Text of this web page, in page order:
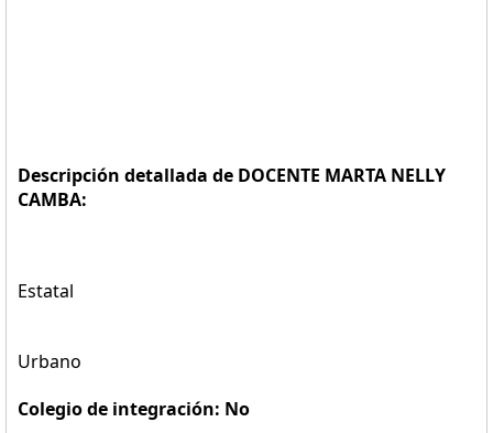
Descripción detallada de DOCENTE MARTA NELLY
CAMBA:
Estatal
Urbano
Colegio de integración: No